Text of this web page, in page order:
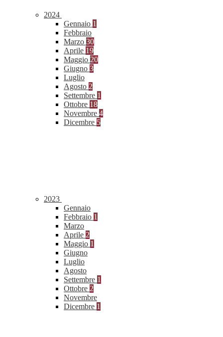
2024
Gennaio 1
Febbraio
Marzo 30
Aprile 19
Maggio 20
Giugno 3
Luglio
Agosto 2
Settembre 1
Ottobre 18
Novembre 4
Dicembre 5
2023
Gennaio
Febbraio 1
Marzo
Aprile 2
Maggio 1
Giugno
Luglio
Agosto
Settembre 1
Ottobre 2
Novembre
Dicembre 1